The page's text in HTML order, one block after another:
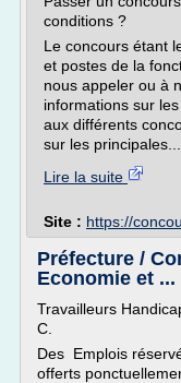
conditions ?
Le concours étant
et postes de la
nous appeler ou à
informations sur
aux différents
sur les principales...
Lire la suite
Site : https://
Préfecture /
Economie et ...
Travailleurs
C.
Des Emplois
offerts